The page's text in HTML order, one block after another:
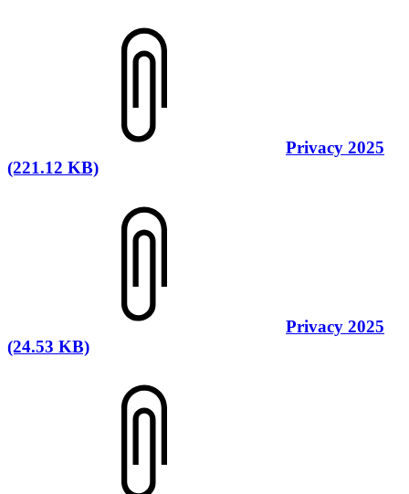
Privacy 2025
(221.12 KB)
Privacy 2025
(24.53 KB)